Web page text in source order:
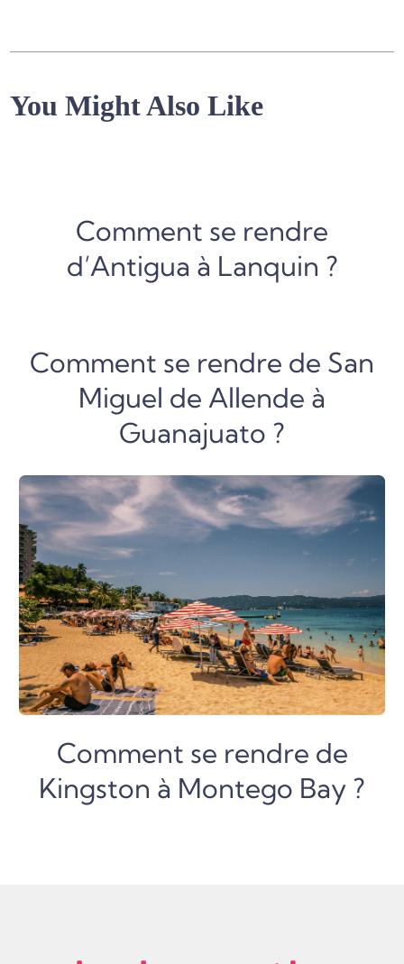
You Might Also Like
Comment se rendre
d’Antigua à Lanquin ?
Comment se rendre de San
Miguel de Allende à
Guanajuato ?
Comment se rendre de
Kingston à Montego Bay ?